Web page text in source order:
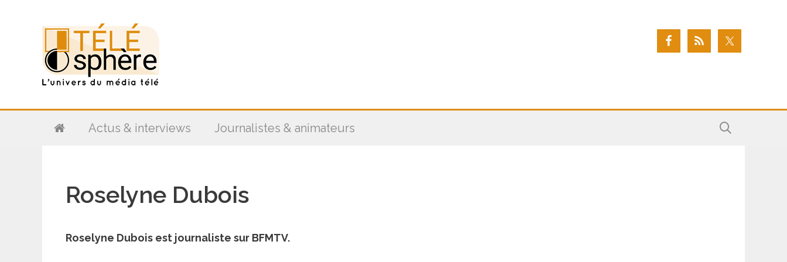
Actus & interviews Journalistes & animateurs
Roselyne Dubois
Roselyne Dubois est journaliste sur BFMTV.